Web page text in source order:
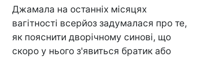
Джамала на останніх місяцях
вагітності всерйоз задумалася про те,
як пояснити дворічному синові, що
скоро у нього з'явиться братик або